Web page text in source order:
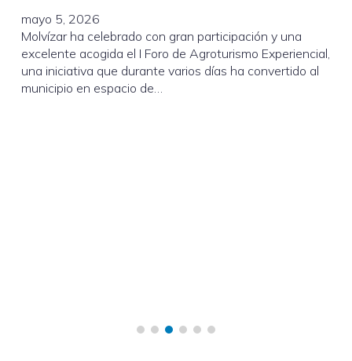
mayo 5, 2026
Molvízar ha celebrado con gran participación y una
excelente acogida el I Foro de Agroturismo Experiencial,
una iniciativa que durante varios días ha convertido al
municipio en espacio de…